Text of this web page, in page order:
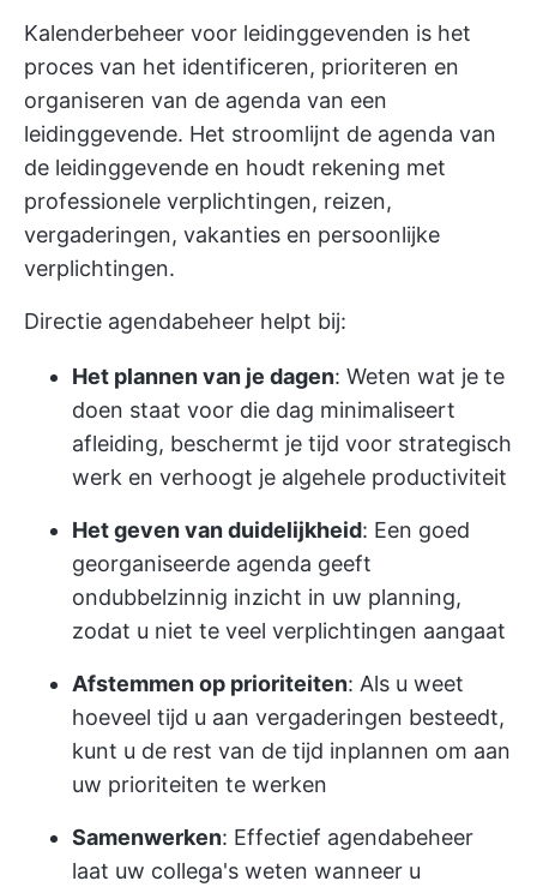
Kalenderbeheer voor leidinggevenden is het
proces van het identificeren, prioriteren en
organiseren van de agenda van een
leidinggevende. Het stroomlijnt de agenda van
de leidinggevende en houdt rekening met
professionele verplichtingen, reizen,
vergaderingen, vakanties en persoonlijke
verplichtingen.
Directie agendabeheer helpt bij:
Het plannen van je dagen: Weten wat je te
doen staat voor die dag minimaliseert
afleiding, beschermt je tijd voor strategisch
werk en verhoogt je algehele productiviteit
Het geven van duidelijkheid: Een goed
georganiseerde agenda geeft
ondubbelzinnig inzicht in uw planning,
zodat u niet te veel verplichtingen aangaat
Afstemmen op prioriteiten: Als u weet
hoeveel tijd u aan vergaderingen besteedt,
kunt u de rest van de tijd inplannen om aan
uw prioriteiten te werken
Samenwerken: Effectief agendabeheer
laat uw collega's weten wanneer u